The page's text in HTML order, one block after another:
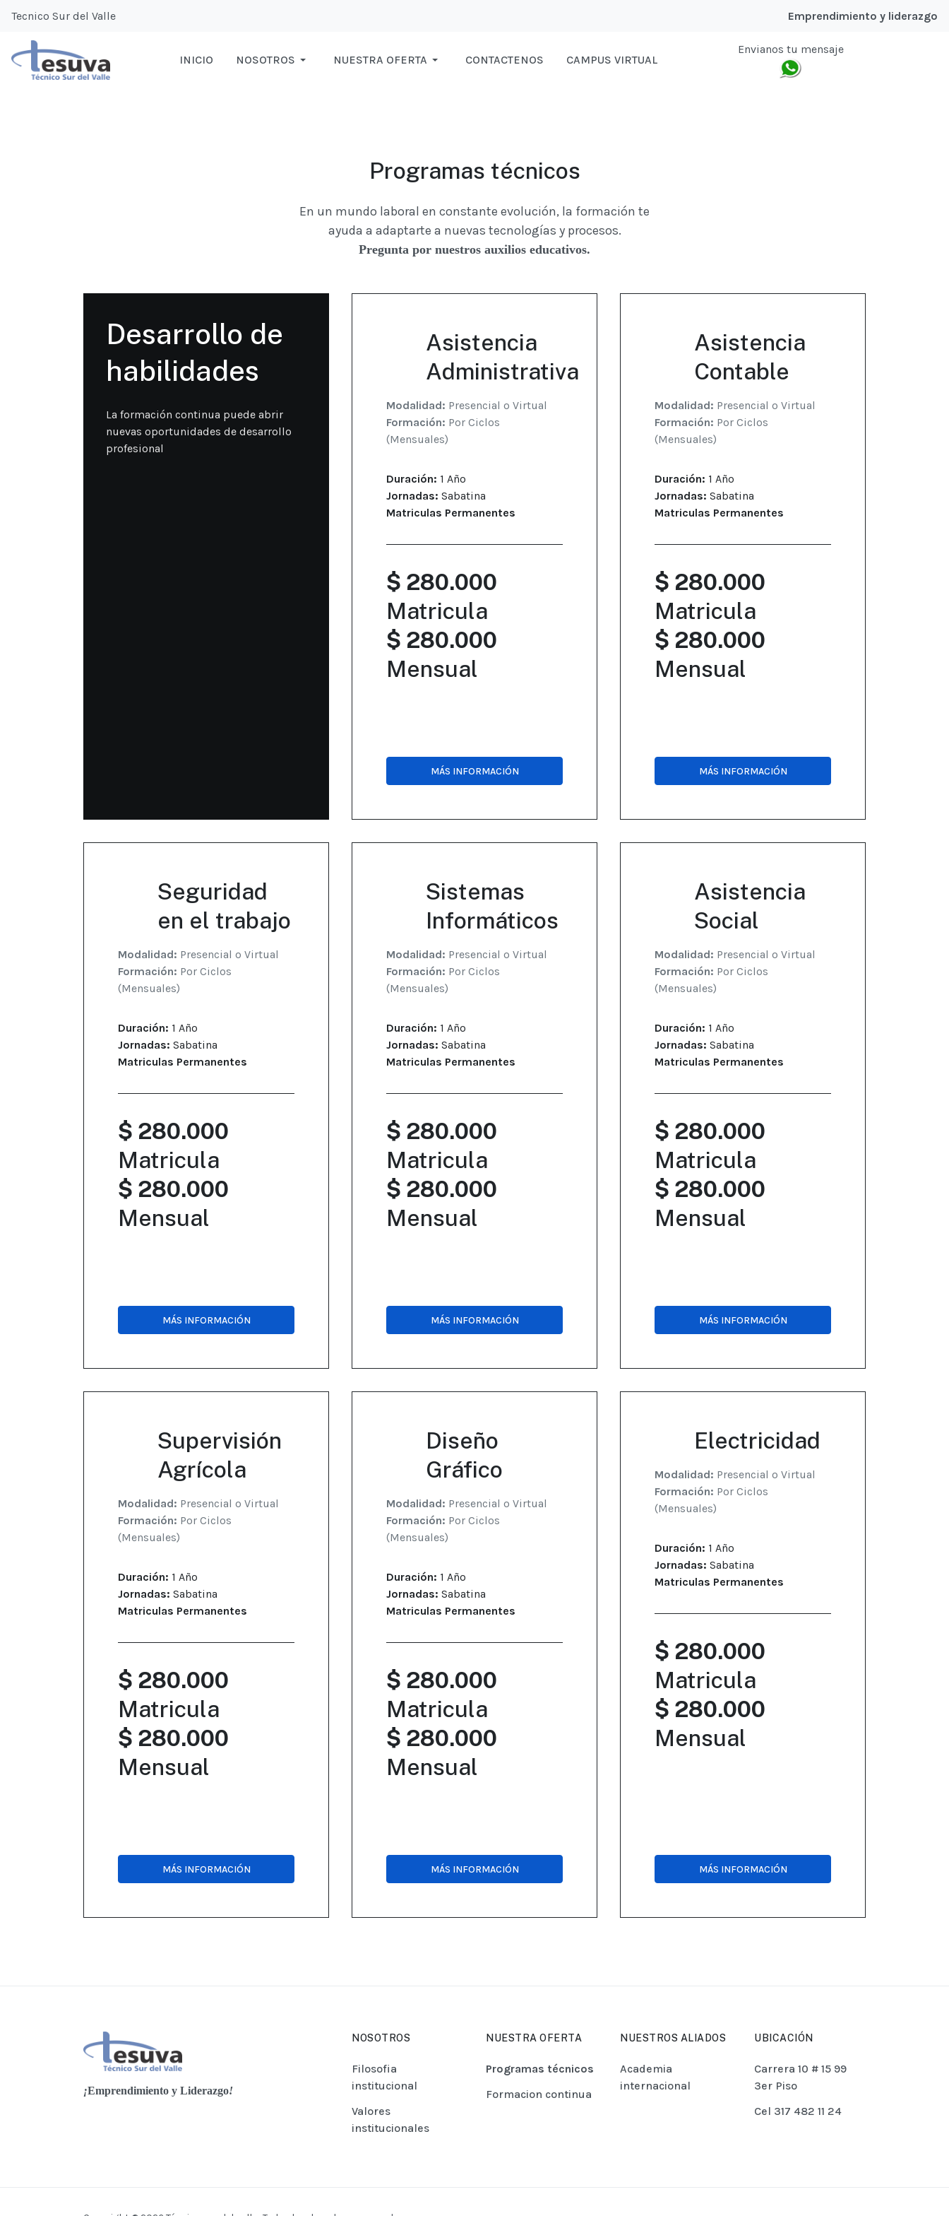
Tecnico Sur del Valle Emprendimiento y liderazgo
INICIO NOSOTROS NUESTRA OFERTA CONTACTENOS CAMPUS VIRTUAL
Envianos tu mensaje
Programas técnicos
En un mundo laboral en constante evolución, la formación te
ayuda a adaptarte a nuevas tecnologías y procesos.
Pregunta por nuestros auxilios educativos.
Desarrollo de
habilidades
La formación continua puede abrir
nuevas oportunidades de desarrollo
profesional
Asistencia
Administrativa
Modalidad: Presencial o Virtual
Formación: Por Ciclos
(Mensuales)
Duración: 1 Año
Jornadas: Sabatina
Matriculas Permanentes
$ 280.000
Matricula
$ 280.000
Mensual
MÁS INFORMACIÓN
Asistencia
Contable
Modalidad: Presencial o Virtual
Formación: Por Ciclos
(Mensuales)
Duración: 1 Año
Jornadas: Sabatina
Matriculas Permanentes
$ 280.000
Matricula
$ 280.000
Mensual
MÁS INFORMACIÓN
Seguridad
en el trabajo
Modalidad: Presencial o Virtual
Formación: Por Ciclos
(Mensuales)
Duración: 1 Año
Jornadas: Sabatina
Matriculas Permanentes
$ 280.000
Matricula
$ 280.000
Mensual
MÁS INFORMACIÓN
Sistemas
Informáticos
Modalidad: Presencial o Virtual
Formación: Por Ciclos
(Mensuales)
Duración: 1 Año
Jornadas: Sabatina
Matriculas Permanentes
$ 280.000
Matricula
$ 280.000
Mensual
MÁS INFORMACIÓN
Asistencia
Social
Modalidad: Presencial o Virtual
Formación: Por Ciclos
(Mensuales)
Duración: 1 Año
Jornadas: Sabatina
Matriculas Permanentes
$ 280.000
Matricula
$ 280.000
Mensual
MÁS INFORMACIÓN
Supervisión
Agrícola
Modalidad: Presencial o Virtual
Formación: Por Ciclos
(Mensuales)
Duración: 1 Año
Jornadas: Sabatina
Matriculas Permanentes
$ 280.000
Matricula
$ 280.000
Mensual
MÁS INFORMACIÓN
Diseño
Gráfico
Modalidad: Presencial o Virtual
Formación: Por Ciclos
(Mensuales)
Duración: 1 Año
Jornadas: Sabatina
Matriculas Permanentes
$ 280.000
Matricula
$ 280.000
Mensual
MÁS INFORMACIÓN
Electricidad
Modalidad: Presencial o Virtual
Formación: Por Ciclos
(Mensuales)
Duración: 1 Año
Jornadas: Sabatina
Matriculas Permanentes
$ 280.000
Matricula
$ 280.000
Mensual
MÁS INFORMACIÓN
¡Emprendimiento y Liderazgo!
NOSOTROS
Filosofia
institucional
Valores
institucionales
NUESTRA OFERTA
Programas técnicos
Formacion continua
NUESTROS ALIADOS
Academia
internacional
UBICACIÓN
Carrera 10 # 15 99
3er Piso
Cel 317 482 11 24